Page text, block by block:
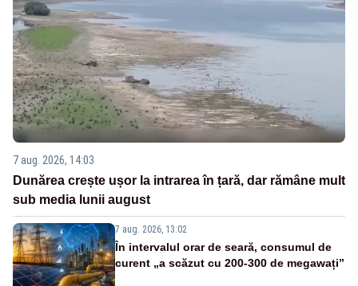
7 aug. 2026, 14:03
Dunărea crește ușor la intrarea în țară, dar rămâne mult
sub media lunii august
7 aug. 2026, 13:02
În intervalul orar de seară, consumul de
curent „a scăzut cu 200-300 de megawați”